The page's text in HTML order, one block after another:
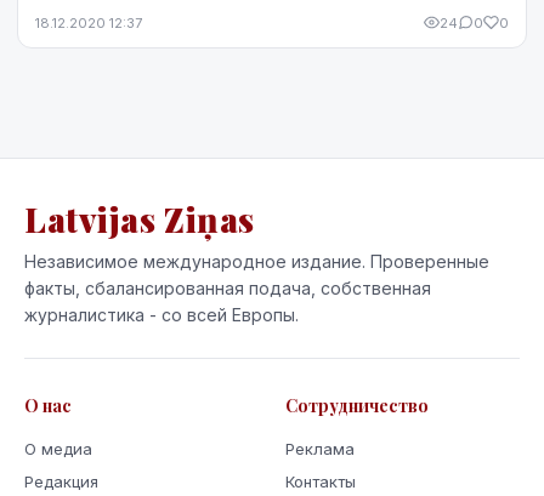
18.12.2020 12:37 24 0 0
Latvijas Ziņas
Независимое международное издание. Проверенные
факты, сбалансированная подача, собственная
журналистика - со всей Европы.
О нас
О медиа
Редакция
Сотрудничество
Реклама
Контакты